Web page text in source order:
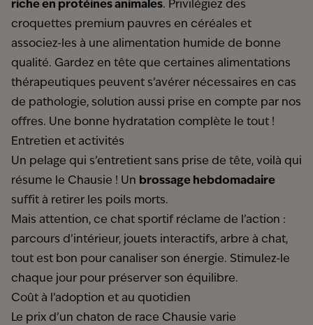
riche en protéines animales. Privilégiez des
croquettes premium pauvres en céréales et
associez-les à une alimentation humide de bonne
qualité. Gardez en tête que certaines alimentations
thérapeutiques peuvent s’avérer nécessaires en cas
de pathologie, solution aussi prise en compte par nos
offres. Une bonne hydratation complète le tout !
Entretien et activités
Un pelage qui s’entretient sans prise de tête, voilà qui
résume le Chausie ! Un brossage hebdomadaire
suffit à retirer les poils morts.
Mais attention, ce chat sportif réclame de l’action :
parcours d’intérieur, jouets interactifs, arbre à chat,
tout est bon pour canaliser son énergie. Stimulez-le
chaque jour pour préserver son équilibre.
Coût à l’adoption et au quotidien
Le prix d’un chaton de race Chausie varie